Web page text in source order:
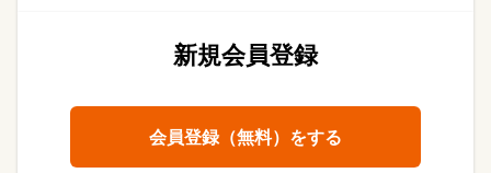
新規会員登録
会員登録（無料）をする